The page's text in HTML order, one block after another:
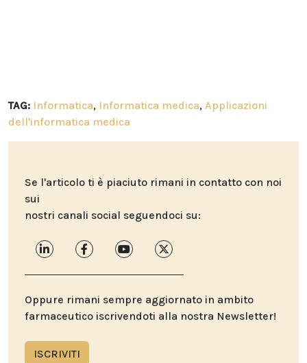
TAG: Informatica, Informatica medica, Applicazioni
dell'informatica medica
Se l'articolo ti è piaciuto rimani in contatto con noi
sui
nostri canali social seguendoci su:
Oppure rimani sempre aggiornato in ambito
farmaceutico iscrivendoti alla nostra Newsletter!
ISCRIVITI